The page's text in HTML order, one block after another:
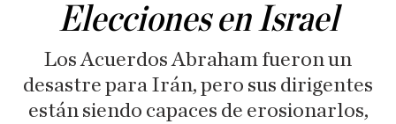
Elecciones en Israel
Los Acuerdos Abraham fueron un
desastre para Irán, pero sus dirigentes
están siendo capaces de erosionarlos,